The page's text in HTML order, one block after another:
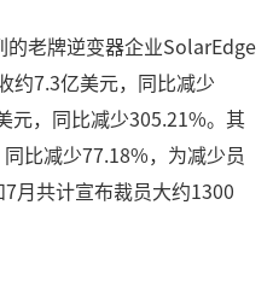
的老牌逆变器企业SolarEdge
约7.3亿美元，同比减少
元，同比减少305.21%。其
比减少77.18%，为减少员
月共计宣布裁员大约1300